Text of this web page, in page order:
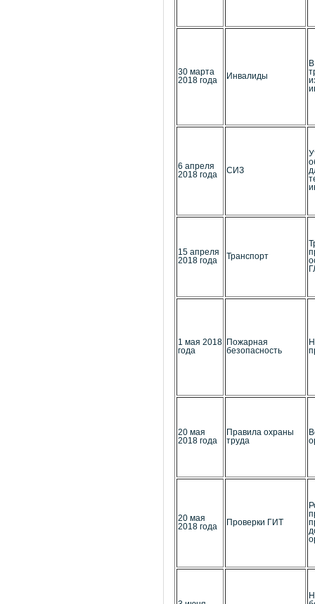
30 марта
2018 года
Инвалиды
6 апреля
2018 года
СИЗ
15 апреля
2018 года
Транспорт
1 мая 2018
года
Пожарная
безопасность
20 мая
2018 года
Правила охраны
труда
20 мая
2018 года
Проверки ГИТ